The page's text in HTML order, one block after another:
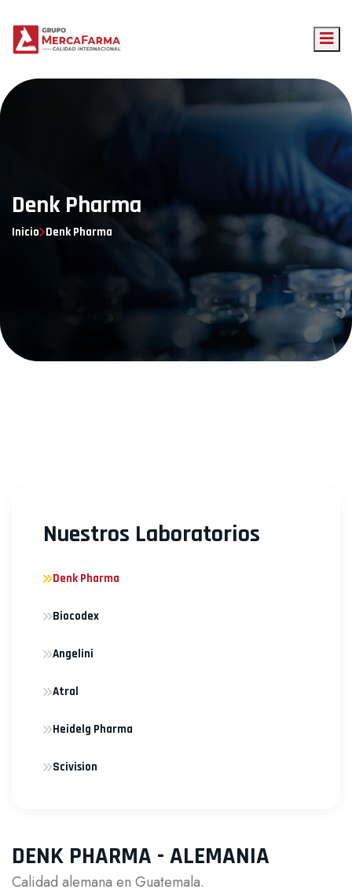
Denk Pharma
Inicio Denk Pharma
Nuestros Laboratorios
Denk Pharma
Biocodex
Angelini
Atral
Heidelg Pharma
Scivision
DENK PHARMA - ALEMANIA
Calidad alemana en Guatemala.